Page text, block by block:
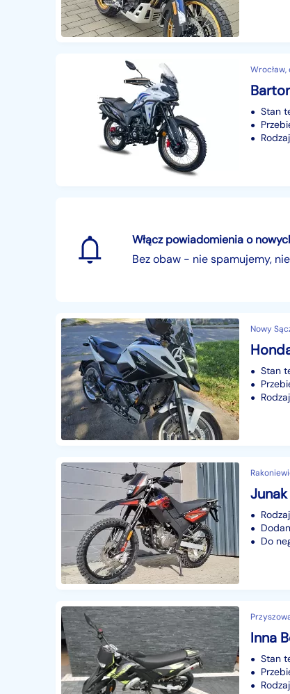
Stan
Włącz powiadomienia o
Bez obaw - nie spamujemy,
Nowy
Stan
Do
Stan